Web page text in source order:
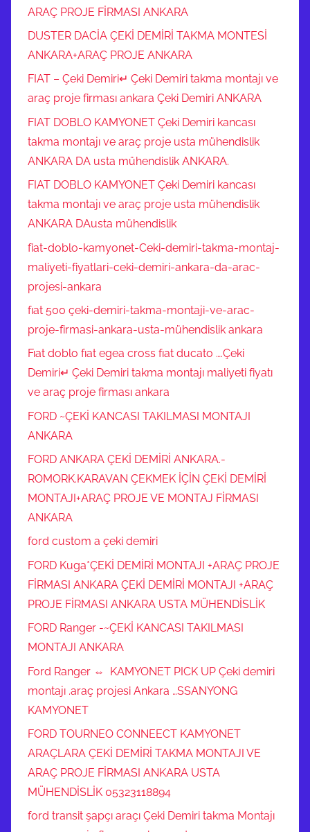
ARAÇ PROJE FİRMASI ANKARA
DUSTER DACİA ÇEKİ DEMİRİ TAKMA MONTESİ
ANKARA+ARAÇ PROJE ANKARA
FIAT – Çeki Demiri↵ Çeki Demiri takma montajı ve
araç proje firması ankara Çeki Demiri ANKARA
FIAT DOBLO KAMYONET Çeki Demiri kancası
takma montajı ve araç proje usta mühendislik
ANKARA DA usta mühendislik ANKARA.
FIAT DOBLO KAMYONET Çeki Demiri kancası
takma montajı ve araç proje usta mühendislik
ANKARA DAusta mühendislik
fiat-doblo-kamyonet-Ceki-demiri-takma-montaj-
maliyeti-fiyatlari-ceki-demiri-ankara-da-arac-
projesi-ankara
fıat 500 çeki-demiri-takma-montaji-ve-arac-
proje-firmasi-ankara-usta-mühendislik ankara
Fıat doblo fıat egea cross fıat ducato ….Çeki
Demiri↵ Çeki Demiri takma montajı maliyeti fiyatı
ve araç proje firması ankara
FORD ~ÇEKİ KANCASI TAKILMASI MONTAJI
ANKARA
FORD ANKARA ÇEKİ DEMİRİ ANKARA.-
ROMORK.KARAVAN ÇEKMEK İÇİN ÇEKİ DEMİRİ
MONTAJI+ARAÇ PROJE VE MONTAJ FİRMASI
ANKARA
ford custom a çeki demiri
FORD Kuga*ÇEKİ DEMİRİ MONTAJI +ARAÇ PROJE
FİRMASI ANKARA ÇEKİ DEMİRİ MONTAJI +ARAÇ
PROJE FİRMASI ANKARA USTA MÜHENDİSLİK
FORD Ranger -~ÇEKİ KANCASI TAKILMASI
MONTAJI ANKARA
Ford Ranger ⇔ KAMYONET PICK UP Çeki demiri
montajı .araç projesi Ankara …SSANYONG
KAMYONET
FORD TOURNEO CONNEECT KAMYONET
ARAÇLARA ÇEKİ DEMİRİ TAKMA MONTAJI VE
ARAÇ PROJE FİRMASI ANKARA USTA
MÜHENDİSLİK 05323118894
ford transit şapçı araçı Çeki Demiri takma Montajı